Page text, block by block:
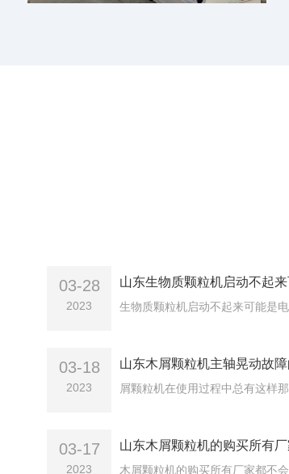
03-28
2023
山东生物质颗粒机启动不起
03-18
2023
山东木屑颗粒机主轴晃动故
03-17
2023
山东木屑颗粒机的购买所有